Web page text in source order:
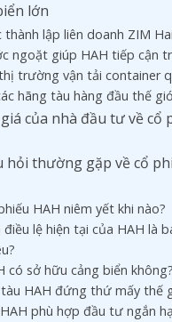
lớn
thành lập liên doanh ZIM
ngoặt giúp HAH tiếp cận
trường vận tải container
hãng tàu hàng đầu thế
của nhà đầu tư về cổ
hỏi thường gặp về cổ
HAH niêm yết khi nào?
điều lệ hiện tại của HAH là
có sở hữu cảng biển không?
HAH đứng thứ mấy thế
phù hợp đầu tư ngắn